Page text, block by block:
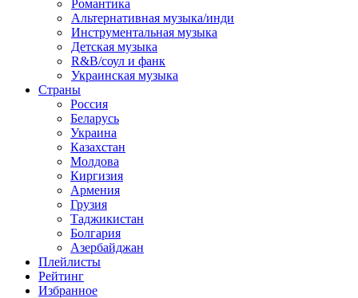
Романтика
Альтернативная музыка/инди
Инструментальная музыка
Детская музыка
R&B/cоул и фанк
Украинская музыка
Страны
Россия
Беларусь
Украина
Казахстан
Молдова
Киргизия
Армения
Грузия
Таджикистан
Болгария
Азербайджан
Плейлисты
Рейтинг
Избранное